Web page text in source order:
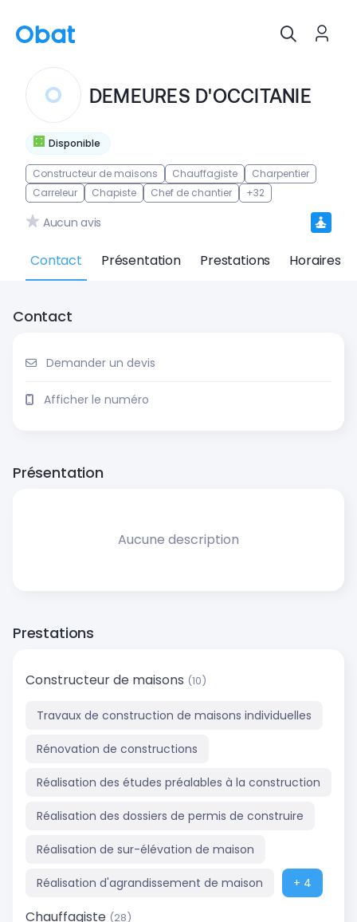
Disponible
DEMEURES D'OCCITANIE
Constructeur de maisons Chauffagiste
Charpentier
Carreleur
Chapiste Chef de chantier +32
Aucun avis
Contact Présentation Prestations Horaires
Contact
Demander un devis
Afficher le numéro
Présentation
Aucune description
Prestations
Constructeur de maisons (10)
Travaux de construction de maisons individuelles
Rénovation de constructions
Réalisation des études préalables à la construction
Réalisation des dossiers de permis de construire
Réalisation de sur-élévation de maison
Réalisation d'agrandissement de maison + 4
Chauffagiste (28)